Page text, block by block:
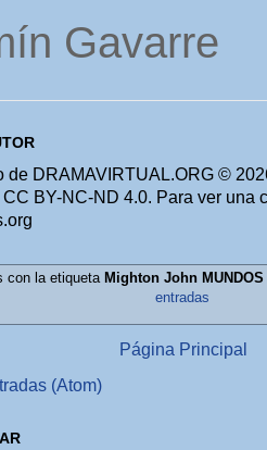
Gavarre
de DRAMAVIRTUAL.ORG ©
BY-NC-ND 4.0. Para ver una
con la etiqueta Mighton John
entradas
Página Principal
(Atom)